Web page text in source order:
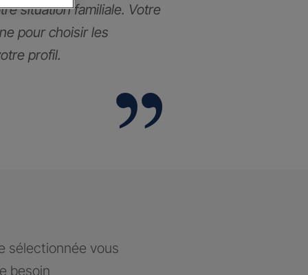
situation familiale. Votre
pour choisir les
profil.
sélectionnée vous
besoin